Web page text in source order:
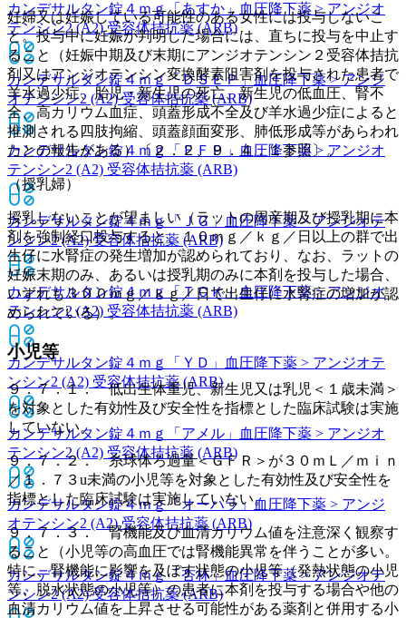
カンデサルタン錠４ｍｇ「あすか」 血圧降下薬 > アンジオ
テンシン2 (A2) 受容体拮抗薬 (ARB)
カンデサルタン錠４ｍｇ「ＤＳＥＰ」血圧降下薬 > アンジ
オテンシン2 (A2) 受容体拮抗薬 (ARB)
カンデサルタン錠４ｍｇ「ＦＦＰ」 血圧降下薬 > アンジオ
テンシン2 (A2) 受容体拮抗薬 (ARB)
カンデサルタン錠４ｍｇ「ＪＧ」 血圧降下薬 > アンジオテ
ンシン2 (A2) 受容体拮抗薬 (ARB)
カンデサルタン錠４ｍｇ「ＴＣＫ」血圧降下薬 > アンジオ
テンシン2 (A2) 受容体拮抗薬 (ARB)
カンデサルタン錠４ｍｇ「ＹＤ」
血圧降下薬 > アンジオテ
ンシン2 (A2) 受容体拮抗薬 (ARB)
カンデサルタン錠４ｍｇ「アメル」
血圧降下薬 > アンジオ
テンシン2 (A2) 受容体拮抗薬 (ARB)
カンデサルタン錠４ｍｇ「オーハラ」血圧降下薬 > アンジ
オテンシン2 (A2) 受容体拮抗薬 (ARB)
カンデサルタン錠４ｍｇ「杏林」血圧降下薬 > アンジオテ
ンシン2 (A2) 受容体拮抗薬 (ARB)
妊婦又は妊娠している可能性のある女性には投与しないこ
と。投与中に妊娠が判明した場合には、直ちに投与を中止す
ること（妊娠中期及び末期にアンジオテンシン２受容体拮抗
剤又はアンジオテンシン変換酵素阻害剤を投与された患者で
羊水過少症、胎児・新生児の死亡、新生児の低血圧、腎不
全、高カリウム血症、頭蓋形成不全及び羊水過少症によると
推測される四肢拘縮、頭蓋顔面変形、肺低形成等があらわれ
たとの報告がある）〔２．２、９．４．１参照〕。
（授乳婦）
授乳しないことが望ましい（ラットの周産期及び授乳期に本
剤を強制経口投与すると、１０ｍｇ／ｋｇ／日以上の群で出
生仔に水腎症の発生増加が認められており、なお、ラットの
妊娠末期のみ、あるいは授乳期のみに本剤を投与した場合、
いずれも３００ｍｇ／ｋｇ／日で出生仔に水腎症の増加が認
められている）。
小児等
９．７．１． 低出生体重児、新生児又は乳児＜１歳未満＞
を対象とした有効性及び安全性を指標とした臨床試験は実施
していない。
９．７．２． 糸球体ろ過量＜ＧＦＲ＞が３０ｍＬ／ｍｉｎ
／１．７３u未満の小児等を対象とした有効性及び安全性を
指標とした臨床試験は実施していない。
９．７．３． 腎機能及び血清カリウム値を注意深く観察す
ること（小児等の高血圧では腎機能異常を伴うことが多い。
特に、腎機能に影響を及ぼす状態の小児等（発熱状態の小児
等、脱水状態の小児等）の患者に本剤を投与する場合や他の
血清カリウム値を上昇させる可能性がある薬剤と併用する小